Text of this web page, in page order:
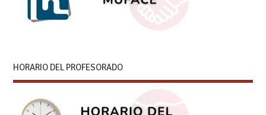
HORARIO DEL PROFESORADO